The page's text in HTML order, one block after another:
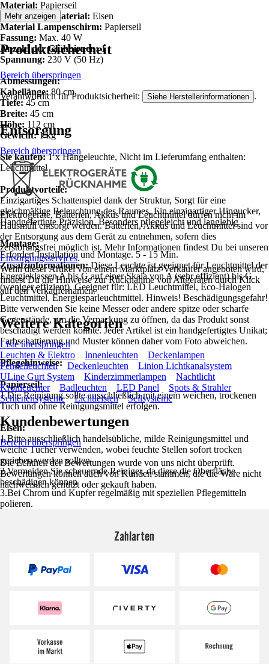
Material: Papierseil
Zusätzliches Material: Eisen
Material Lampenschirm: Papierseil
Fassung: Max. 40 W
Anzahl der Glühbirnen:1
Spannung: 230 V (50 Hz)
Abmessungen:
Kabellänge: 80 cm
Tiefe:45 cm
Breite: 45 cm
Höhe: 112 cm
Gewicht:1 kg
Sie kaufen:1 x Hängeleuchte, Nicht im Lieferumfang enthalten:
Leuchtmittel
Produktvorteile:
Einzigartiges Schattenspiel dank der Struktur, Sorgt für eine
gleichmäßige Beleuchtung des Raumes, Ein einzigartiger Hingucker,
Handgefertigte Präzision, Besonders pflegeleicht und langlebig
Montage:
Erfordert Installation und Montage. 5 - 15 Min.
Zusatzinformationen:Diese Leuchte ist geeignet für Leuchtmittel der
Energieklassen A bis G auf einer Skala von A (sehr effizient) bis G
(weniger effizient). Geeignet für: LED Leuchtmittel, Eco-Halogen
Leuchtmittel, Energiesparleuchtmittel. Hinweis! Beschädigungsgefahr!
Bitte verwenden Sie keine Messer oder andere spitze oder scharfe
Gegenstände, um die Verpackung zu öffnen, da das Produkt sonst
beschädigt werden könnte. Jeder Artikel ist ein handgefertigtes Unikat;
Farbschattierung und Muster können daher vom Foto abweichen.
Pflegehinweise:
Papierseil:
1.Die Reinigung sollte ausschließlich mit einem weichen, trockenen
Tuch und ohne Reinigungsmittel erfolgen.
Eisen:
1.Bitte ausschließlich handelsübliche, milde Reinigungsmittel und
weiche Tücher verwenden, wobei feuchte Stellen sofort trocken
gerieben werden sollten
2.Vermeiden Sie scheuernde Reiniger, da diese die Oberfläche
beschädigen können
3.Bei Chrom und Kupfer regelmäßig mit speziellen Pflegemitteln
polieren.
Mehr anzeigen
Produktsicherheit
Bereich überspringen
Verantwortlich für Produktsicherheit: Siehe Herstellerinformationen .
Entsorgung
Bereich überspringen
Elektrogeräte, Batterien, Akkus und Leuchtmittel dürfen nicht im
Hausmüll entsorgt werden. Batterien, Akkus und Leuchtmittel sind vor
der Entsorgung aus dem Gerät zu entnehmen, sofern dies
zerstörungsfrei möglich ist. Mehr Informationen findest Du bei unseren
Entsorgungsservices.
Wenn dieser Artikel von einem Marktplatz-Verkäufer angeboten wird,
findest Du die Hinweise zur Rücknahme von Altgeräten durch Klick
auf den Verkäufernamen.
Weitere Kategorien
Liste überspringen
Leuchten & Elektro
Innenleuchten
Deckenlampen
Pendelleuchten
Deckenleuchten
Linion Lichtkanalsystem
ULine Gurt System
Kinderzimmerlampen
Nachtlicht
Kronleuchter
Badleuchten LED Panel
Spots & Strahler
Schienensysteme
Lichtleisten Seilsysteme
Kundenbewertungen
Bereich überspringen
Die Echtheit der Bewertungen wurde von uns nicht überprüft.
Bewertungen können auch von Kunden stammen, die die Ware nicht
nachweislich genutzt oder gekauft haben.
Zahlarten